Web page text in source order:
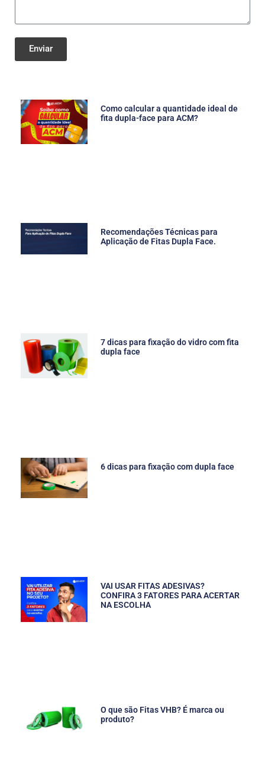
Enviar
Como calcular a quantidade ideal de
fita dupla-face para ACM?
Recomendações Técnicas para
Aplicação de Fitas Dupla Face.
7 dicas para fixação do vidro com fita
dupla face
6 dicas para fixação com dupla face
VAI USAR FITAS ADESIVAS?
CONFIRA 3 FATORES PARA ACERTAR
NA ESCOLHA
O que são Fitas VHB? É marca ou
produto?